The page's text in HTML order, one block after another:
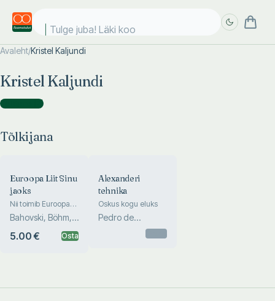
Tulge juba! Läki kool
Avaleht/Kristel Kaljundi
Kristel Kaljundi
Tõlkijana )
Tõlkijana
Euroopa Liit Sinu
jaoks
Nii toimib Euroopa
Liit
Bahovski, Böhm,
5.00 € Osta
Alexanderi
tehnika
Oskus kogu eluks
Pedro de